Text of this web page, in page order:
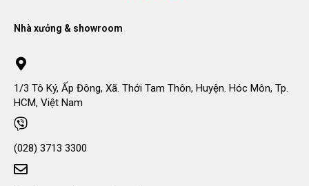
Nhà xưởng & showroom
1/3 Tô Ký, Ấp Đông, Xã. Thới Tam Thôn, Huyện. Hóc Môn, Tp.
HCM, Việt Nam
(028) 3713 3300